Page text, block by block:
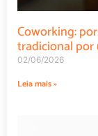
Coworking:
tradicional por
02/06/2026
Leia mais »